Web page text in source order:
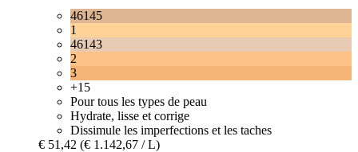
46145
1
46143
2
3
+15
Pour tous les types de peau
Hydrate, lisse et corrige
Dissimule les imperfections et les taches
€ 51,42 (€ 1.142,67 / L)